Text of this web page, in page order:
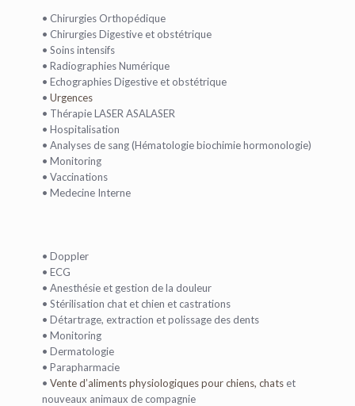
• Chirurgies Orthopédique
• Chirurgies Digestive et obstétrique
• Soins intensifs
• Radiographies Numérique
• Echographies Digestive et obstétrique
• Urgences
• Thérapie LASER ASALASER
• Hospitalisation
• Analyses de sang (Hématologie­ biochimie­ hormonologie)
• Monitoring
• Vaccinations
• Medecine Interne
• Doppler
• ECG
• Anesthésie et gestion de la douleur
• Stérilisation chat et chien et castrations
• Détartrage, extraction et polissage des dents
• Monitoring
• Dermatologie
• Parapharmacie
• Vente d’aliments physiologiques pour chiens, chatset
nouveaux animaux de compagnie